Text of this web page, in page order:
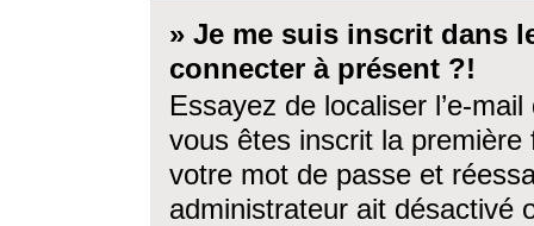
» Je me suis inscrit dans
connecter à présent ?!
Essayez de localiser l’e-
vous êtes inscrit la première
votre mot de passe et
administrateur ait désactivé